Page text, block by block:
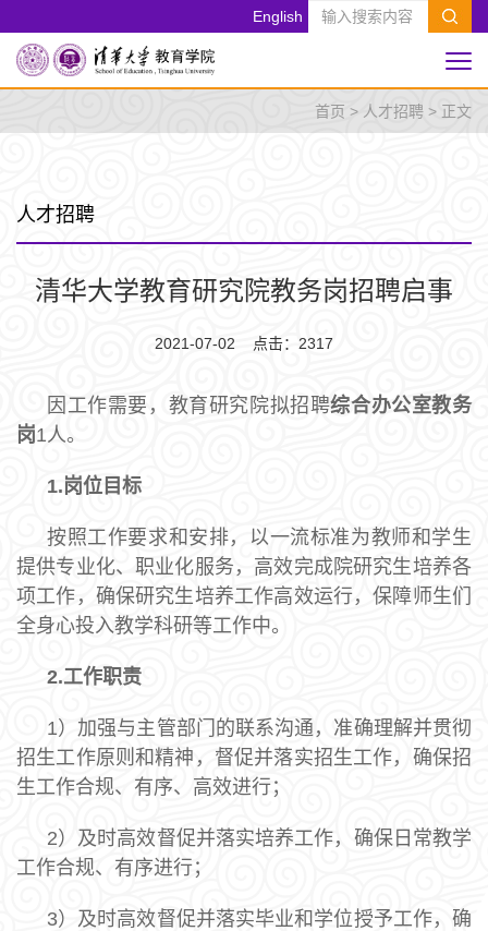
English
首页 > 人才招聘 > 正文
人才招聘
清华大学教育研究院教务岗招聘启事
2021-07-02 点击： 2317
因工作需要，教育研究院拟招聘综合办公室教务
岗1人。
1.岗位目标
按照工作要求和安排，以一流标准为教师和学生
提供专业化、职业化服务，高效完成院研究生培养各
项工作，确保研究生培养工作高效运行，保障师生们
全身心投入教学科研等工作中。
2.工作职责
1）加强与主管部门的联系沟通，准确理解并贯彻
招生工作原则和精神，督促并落实招生工作，确保招
生工作合规、有序、高效进行；
2）及时高效督促并落实培养工作，确保日常教学
工作合规、有序进行；
3）及时高效督促并落实毕业和学位授予工作，确